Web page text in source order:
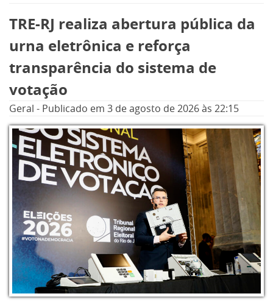
no início da tarde, durante a ação uma
mulher e um homem, que seria,
respectivamente, mãe e irmão de Rogério,
foram presas por suposto roubo de energia
elétrica.
TRE-RJ realiza abertura pública da
urna eletrônica e reforça
transparência do sistema de
votação
Geral - Publicado em 3 de agosto de 2026às 22:15